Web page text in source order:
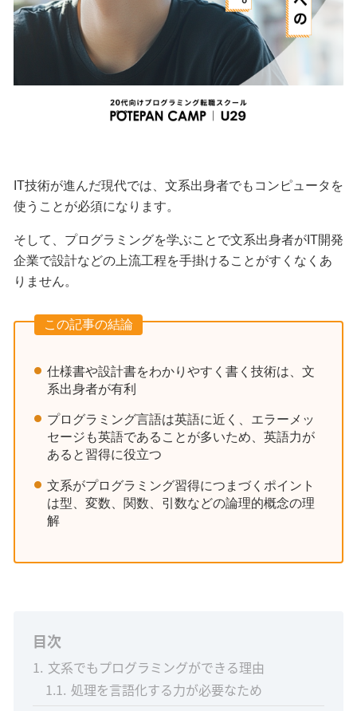
IT技術が進んだ現代では、文系出身者でもコンピュータを
使うことが必須になります。
そして、プログラミングを学ぶことで文系出身者がIT開発
企業で設計などの上流工程を手掛けることがすくなくあ
りません。
この記事の結論
仕様書や設計書をわかりやすく書く技術は、文
系出身者が有利
プログラミング言語は英語に近く、エラーメッ
セージも英語であることが多いため、英語力が
あると習得に役立つ
文系がプログラミング習得につまづくポイント
は型、変数、関数、引数などの論理的概念の理
解
目次
1 文系でもプログラミングができる理由
1.1 処理を言語化する力が必要なため